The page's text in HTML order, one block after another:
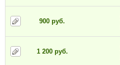
900 руб.
1 200 руб.